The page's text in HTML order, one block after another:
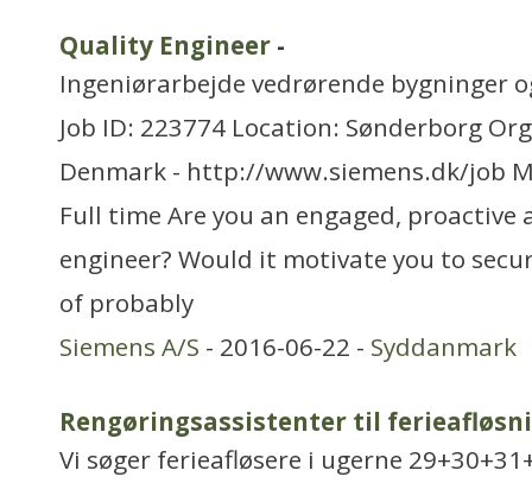
Quality Engineer -
Ingeniørarbejde vedrørende bygninger
Job ID: 223774 Location: Sønderborg
Denmark - http://www.siemens.dk/job
Full time Are you an engaged,
engineer? Would it motivate you to
of probably
Siemens A/S - 2016-06-22 - Syddanmark
Rengøringsassistenter til
Vi søger ferieafløsere i ugerne